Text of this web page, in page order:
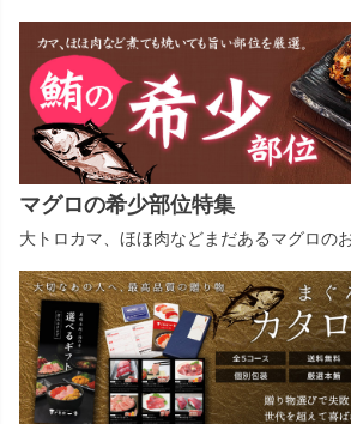
マグロの希少部位特集
大トロカマ、ほほ肉などまだあるマグロの